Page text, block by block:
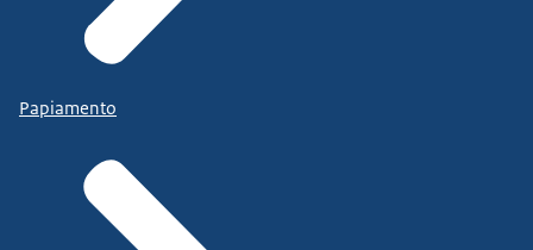
Papiamento